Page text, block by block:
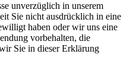
unverzüglich in unserem
Sie nicht ausdrücklich in eine
haben oder wir uns eine
vorbehalten, die
Sie in dieser Erklärung